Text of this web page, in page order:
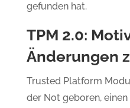
gefunden hat.
TPM 2.0:
Änderungen
Trusted Platform
der Not geboren,